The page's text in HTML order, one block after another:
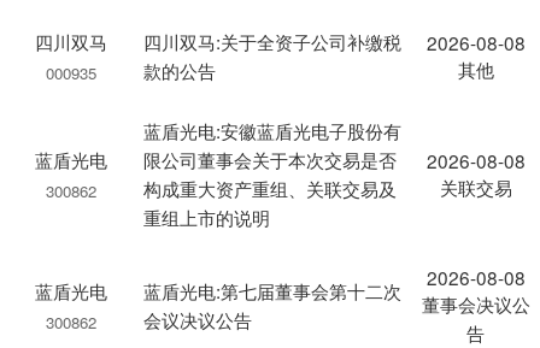
四川双马
000935
四川双马:关于全资子公司补缴税
款的公告
2026-08-08
其他
蓝盾光电
300862
蓝盾光电:安徽蓝盾光电子股份有
限公司董事会关于本次交易是否
构成重大资产重组、关联交易及
重组上市的说明
2026-08-08
关联交易
蓝盾光电
300862
蓝盾光电:第七届董事会第十二次
会议决议公告
2026-08-08
董事会决议公
告